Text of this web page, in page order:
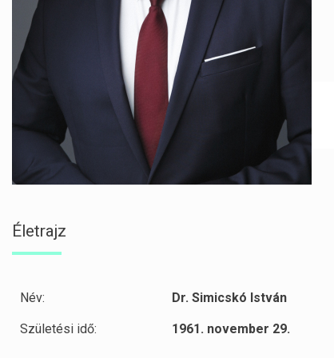
Életrajz
Név: Dr. Simicskó István
Születési idő: 1961. november 29.